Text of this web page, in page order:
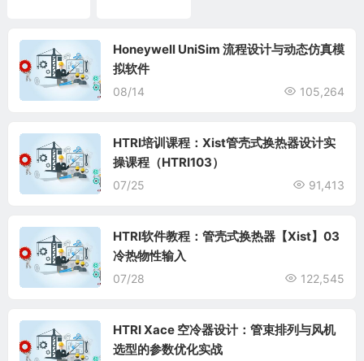
Honeywell UniSim 流程设计与动态仿真模
拟软件
08/14 105,264
HTRI培训课程：Xist管壳式换热器设计实
操课程（HTRI103）
07/25 91,413
HTRI软件教程：管壳式换热器【Xist】03
冷热物性输入
07/28 122,545
HTRI Xace 空冷器设计：管束排列与风机
选型的参数优化实战